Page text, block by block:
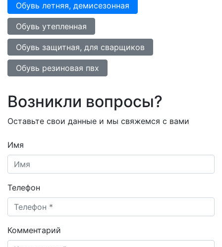
Обувь летняя, демисезонная
Обувь утепленная
Обувь защитная, для сварщиков
Обувь резиновая пвх
Возникли вопросы?
Оставьте свои данные и мы свяжемся с вами
Имя
Телефон
Комментарий